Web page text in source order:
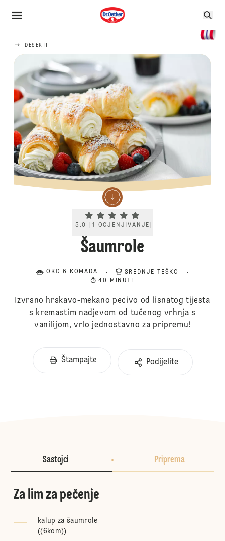
DESERTI
Current rating 5.0. Click to rate.
5.0 [1 OCJENJIVANJE
Šaumrole
OKO 6 KOMADA
SREDNJE TEŠKO
40 MINUTE
Izvrsno hrskavo-mekano pecivo od lisnatog tijesta
s kremastim nadjevom od tučenog vrhnja s
vanilijom, vrlo jednostavno za pripremu!
Štampajte Podijelite
Sastojci Priprema
Za lim za pečenje
kalup za šaumrole
((6kom))